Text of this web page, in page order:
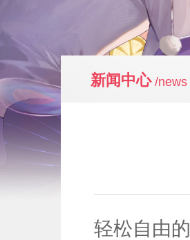
新闻中心 /news
轻松自由